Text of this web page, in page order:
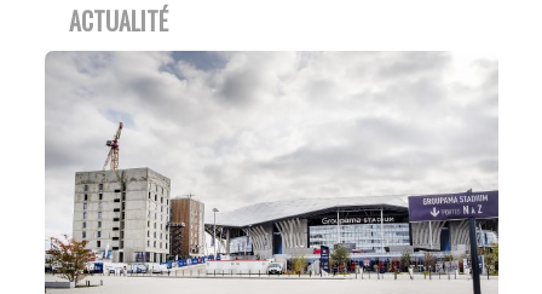
ACTUALITÉ